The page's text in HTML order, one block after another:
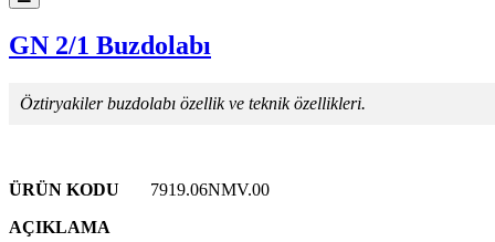
GN 2/1 Buzdolabı
Öztiryakiler buzdolabı özellik ve teknik özellikleri.
ÜRÜN KODU
7919.06NMV.00
AÇIKLAMA